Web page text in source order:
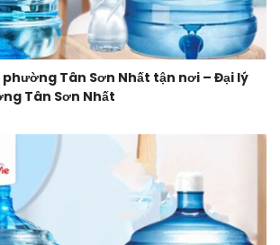
Tân Sơn Nhất tận nơi – Đại lý
Tân Sơn Nhất